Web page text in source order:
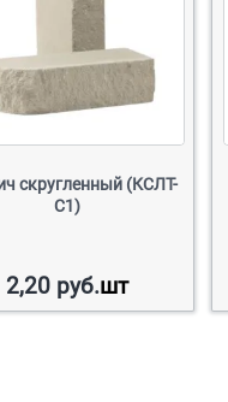
скругленный (КСЛТ-
С1)
2,20 руб.шт